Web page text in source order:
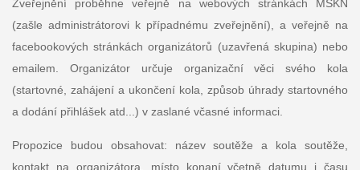
Zveřejnění proběhne veřejně na webových stránkách MSKN
(zašle administrátorovi k případnému zveřejnění), a veřejně na
facebookových stránkách organizátorů (uzavřená skupina) nebo
emailem. Organizátor určuje organizační věci svého kola
(startovné, zahájení a ukončení kola, způsob úhrady startovného
a dodání přihlášek atd...) v zaslané včasné informaci.
Propozice budou obsahovat: název soutěže a kola soutěže,
kontakt na organizátora, místo konaní včetně datumu i času